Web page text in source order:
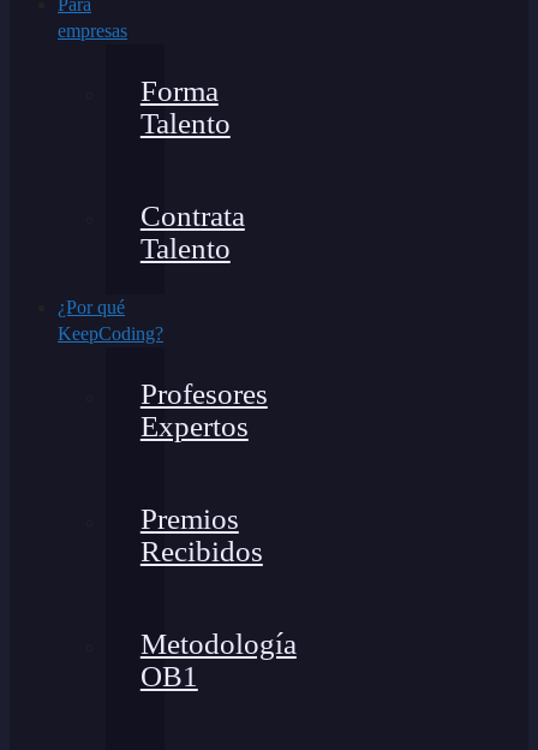
empresas
Forma
Talento
Contrata
Talento
¿Por qué
KeepCoding?
Profesores
Expertos
Premios
Recibidos
Metodología
OB1